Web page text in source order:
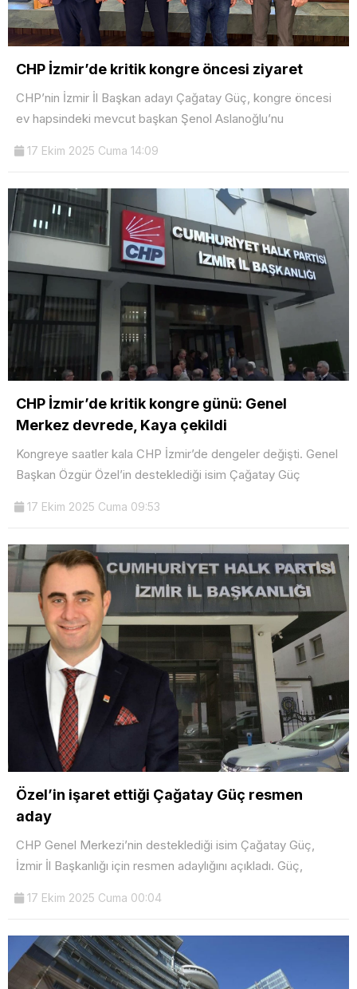
CHP İzmir’de kritik kongre öncesi ziyaret
CHP’nin İzmir İl Başkan adayı Çağatay Güç, kongre öncesi
ev hapsindeki mevcut başkan Şenol Aslanoğlu’nu
17 Ekim 2025 Cuma 14:09
CHP İzmir’de kritik kongre günü: Genel
Merkez devrede, Kaya çekildi
Kongreye saatler kala CHP İzmir’de dengeler değişti. Genel
Başkan Özgür Özel’in desteklediği isim Çağatay Güç
17 Ekim 2025 Cuma 09:53
Özel’in işaret ettiği Çağatay Güç resmen
aday
CHP Genel Merkezi’nin desteklediği isim Çağatay Güç,
İzmir İl Başkanlığı için resmen adaylığını açıkladı. Güç,
17 Ekim 2025 Cuma 00:04